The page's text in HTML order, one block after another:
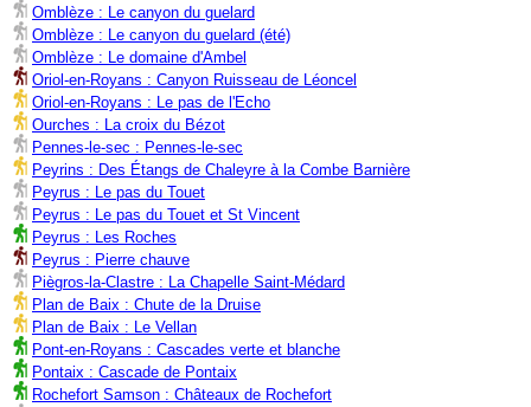
Omblèze : Le canyon du guelard
Omblèze : Le canyon du guelard (été)
Omblèze : Le domaine d'Ambel
Oriol-en-Royans : Canyon Ruisseau de Léoncel
Oriol-en-Royans : Le pas de l'Echo
Ourches : La croix du Bézot
Pennes-le-sec : Pennes-le-sec
Peyrins : Des Étangs de Chaleyre à la Combe Barnière
Peyrus : Le pas du Touet
Peyrus : Le pas du Touet et St Vincent
Peyrus : Les Roches
Peyrus : Pierre chauve
Piègros-la-Clastre : La Chapelle Saint-Médard
Plan de Baix : Chute de la Druise
Plan de Baix : Le Vellan
Pont-en-Royans : Cascades verte et blanche
Pontaix : Cascade de Pontaix
Rochefort Samson : Châteaux de Rochefort